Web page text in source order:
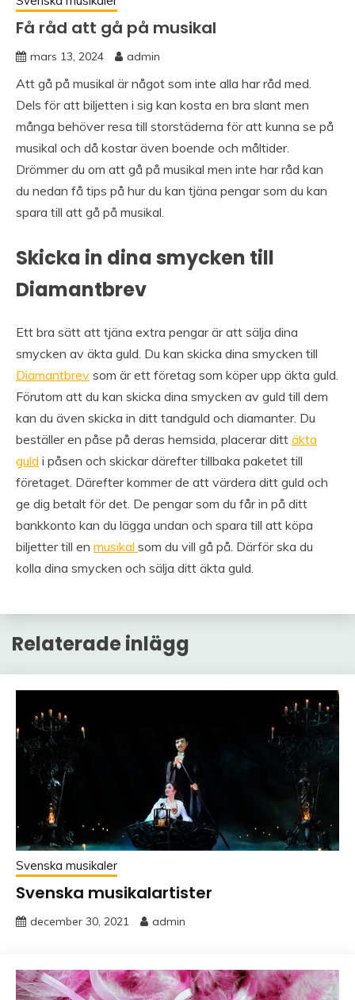
Få råd att gå på musikal
mars 13, 2024 admin
Att gå på musikal är något som inte alla har råd med.
Dels för att biljetten i sig kan kosta en bra slant men
många behöver resa till storstäderna för att kunna se på
musikal och då kostar även boende och måltider.
Drömmer du om att gå på musikal men inte har råd kan
du nedan få tips på hur du kan tjäna pengar som du kan
spara till att gå på musikal.
Skicka in dina smycken till
Diamantbrev
Ett bra sätt att tjäna extra pengar är att sälja dina
smycken av äkta guld. Du kan skicka dina smycken till
Diamantbrev som är ett företag som köper upp äkta guld.
Förutom att du kan skicka dina smycken av guld till dem
kan du även skicka in ditt tandguld och diamanter. Du
beställer en påse på deras hemsida, placerar ditt äkta
guld i påsen och skickar därefter tillbaka paketet till
företaget. Därefter kommer de att värdera ditt guld och
ge dig betalt för det. De pengar som du får in på ditt
bankkonto kan du lägga undan och spara till att köpa
biljetter till en musikal som du vill gå på. Därför ska du
kolla dina smycken och sälja ditt äkta guld.
Relaterade inlägg
Svenska musikaler
Svenska musikalartister
december 30, 2021 admin